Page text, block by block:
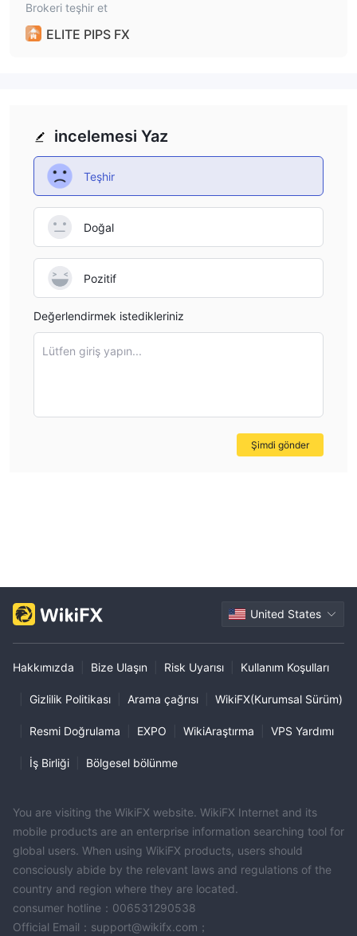
Brokeri teşhir et
ELITE PIPS FX
incelemesi Yaz
Teşhir
Doğal
Pozitif
Değerlendirmek istedikleriniz
Lütfen giriş yapın...
Şimdi gönder
United States
Hakkımızda Bize Ulaşın Risk Uyarısı Kullanım Koşulları
Gizlilik Politikası Arama çağrısı WikiFX(Kurumsal Sürüm)
Resmi Doğrulama EXPO WikiAraştırma VPS Yardımı
İş Birliği Bölgesel bölünme
You are visiting the WikiFX website. WikiFX Internet and its
mobile products are an enterprise information searching tool for
global users. When using WikiFX products, users should
consciously abide by the relevant laws and regulations of the
country and region where they are located.
consumer hotline：006531290538
Official Email：support@wikifx.com；